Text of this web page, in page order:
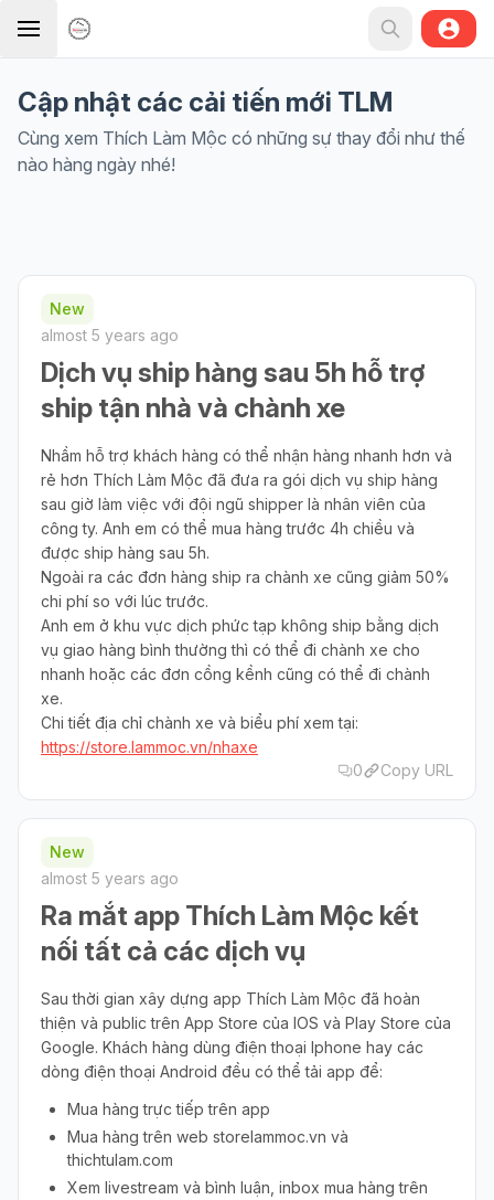
Cập nhật các cải tiến mới TLM
Cùng xem Thích Làm Mộc có những sự thay đổi như thế
nào hàng ngày nhé!
New
almost 5 years ago
Dịch vụ ship hàng sau 5h hỗ trợ
ship tận nhà và chành xe
Nhầm hỗ trợ khách hàng có thể nhận hàng nhanh hơn và
rẻ hơn Thích Làm Mộc đã đưa ra gói dịch vụ ship hàng
sau giờ làm việc với đội ngũ shipper là nhân viên của
công ty. Anh em có thể mua hàng trước 4h chiều và
được ship hàng sau 5h.
Ngoài ra các đơn hàng ship ra chành xe cũng giảm 50%
chi phí so với lúc trước.
Anh em ở khu vực dịch phức tạp không ship bằng dịch
vụ giao hàng bình thường thì có thể đi chành xe cho
nhanh hoặc các đơn cồng kềnh cũng có thể đi chành
xe.
Chi tiết địa chỉ chành xe và biểu phí xem tại:
https://store.lammoc.vn/nhaxe
0
Copy URL
New
almost 5 years ago
Ra mắt app Thích Làm Mộc kết
nối tất cả các dịch vụ
Sau thời gian xây dựng app Thích Làm Mộc đã hoàn
thiện và public trên App Store của IOS và Play Store của
Google. Khách hàng dùng điện thoại Iphone hay các
dòng điện thoại Android đều có thể tải app để:
Mua hàng trực tiếp trên app
Mua hàng trên web storelammoc.vn và
thichtulam.com
Xem livestream và bình luận, inbox mua hàng trên